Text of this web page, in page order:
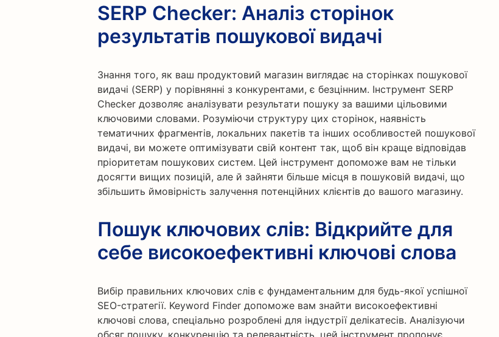
SERP Checker: Аналіз сторінок
результатів пошукової видачі
Знання того, як ваш продуктовий магазин виглядає на сторінках пошукової
видачі (SERP) у порівнянні з конкурентами, є безцінним. Інструмент SERP
Checker дозволяє аналізувати результати пошуку за вашими цільовими
ключовими словами. Розуміючи структуру цих сторінок, наявність
тематичних фрагментів, локальних пакетів та інших особливостей пошукової
видачі, ви можете оптимізувати свій контент так, щоб він краще відповідав
пріоритетам пошукових систем. Цей інструмент допоможе вам не тільки
досягти вищих позицій, але й зайняти більше місця в пошуковій видачі, що
збільшить ймовірність залучення потенційних клієнтів до вашого магазину.
Пошук ключових слів: Відкрийте для
себе високоефективні ключові слова
Вибір правильних ключових слів є фундаментальним для будь-якої успішної
SEO-стратегії. Keyword Finder допоможе вам знайти високоефективні
ключові слова, спеціально розроблені для індустрії делікатесів. Аналізуючи
обсяг пошуку, конкуренцію та релевантність, цей інструмент пропонує